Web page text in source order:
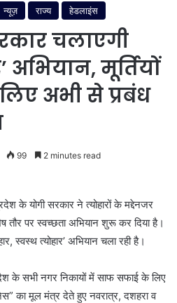
न्यूज़ राज्य हेडलाइंस
चलाएगी
अभियान, मूर्तियों
अभी से प्रबंध
99 2 minutes read
योगी सरकार ने त्योहारों के मद्देनजर
तौर पर स्वच्छता अभियान शुरू कर दिया है।
स्वस्थ त्योहार’ अभियान चला रही है।
के सभी नगर निकायों में साफ सफाई के लिए
का मूल मंत्र देते हुए नवरात्र, दशहरा व